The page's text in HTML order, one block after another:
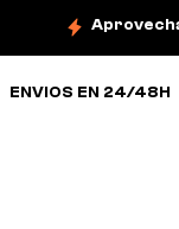
ENVIOS EN 24/48H